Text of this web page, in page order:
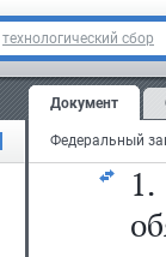
технологический сбор
Документ